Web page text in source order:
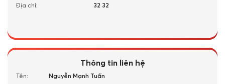
Địa chỉ: 32 32
Thông tin liên hệ
Tên: Nguyễn Mạnh Tuấn